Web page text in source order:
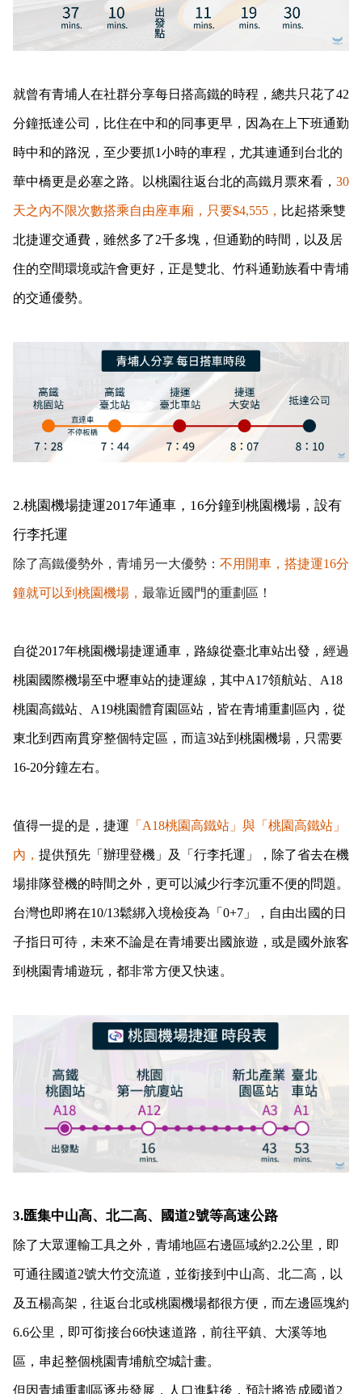
就曾有青埔人在社群分享每日搭高鐵的時程，總共只花了42
分鐘抵達公司，比住在中和的同事更早，因為在上下班通勤
時中和的路況，至少要抓1小時的車程，尤其連通到台北的
華中橋更是必塞之路。以桃園往返台北的高鐵月票來看， 30
天之內不限次數搭乘自由座車廂，只要$4,555， 比起搭乘雙
北捷運交通費，雖然多了2千多塊，但通勤的時間，以及居
住的空間環境或許會更好，正是雙北、竹科通勤族看中青埔
的交通優勢。
2.桃園機場捷運2017年通車，16分鐘到桃園機場，設有
行李托運
除了高鐵優勢外，青埔另一大優勢： 不用開車，搭捷運16分
鐘就可以到桃園機場， 最靠近國門的重劃區！
自從2017年桃園機場捷運通車，路線從臺北車站出發，經過
桃園國際機場至中壢車站的捷運線，其中A17領航站、A18
桃園高鐵站、A19桃園體育園區站，皆在青埔重劃區內，從
東北到西南貫穿整個特定區，而這3站到桃園機場，只需要
16-20分鐘左右。
值得一提的是，捷運 「A18桃園高鐵站」與「桃園高鐵站」
內， 提供預先「辦理登機」及「行李托運」，除了省去在機
場排隊登機的時間之外，更可以減少行李沉重不便的問題。
台灣也即將在10/13鬆綁入境檢疫為「0+7」，自由出國的日
子指日可待，未來不論是在青埔要出國旅遊，或是國外旅客
到桃園青埔遊玩，都非常方便又快速。
3.匯集中山高、北二高、國道2號等高速公路
除了大眾運輸工具之外，青埔地區右邊區域約2.2公里，即
可通往國道2號大竹交流道，並銜接到中山高、北二高，以
及五楊高架，往返台北或桃園機場都很方便，而左邊區塊約
6.6公里，即可銜接台66快速道路，前往平鎮、大溪等地
區，串起整個桃園青埔航空城計畫。
但因青埔重劃區逐步發展，人口進駐後，預計將造成國道2